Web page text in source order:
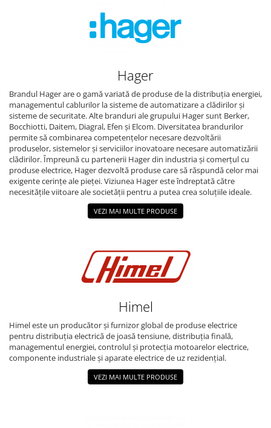
Hager
Brandul Hager are o gamă variată de produse de la distribuția energiei,
managementul cablurilor la sisteme de automatizare a clădirilor și
sisteme de securitate. Alte branduri ale grupului Hager sunt Berker,
Bocchiotti, Daitem, Diagral, Efen și Elcom. Diversitatea brandurilor
permite să combinarea competențelor necesare dezvoltării
produselor, sistemelor și serviciilor inovatoare necesare automatizării
clădirilor. Împreună cu partenerii Hager din industria și comerțul cu
produse electrice, Hager dezvoltă produse care să răspundă celor mai
exigente cerințe ale pieței. Viziunea Hager este îndreptată către
necesitățile viitoare ale societății pentru a putea crea soluțiile ideale.
VEZI MAI MULTE PRODUSE
Himel
Himel este un producător și furnizor global de produse electrice
pentru distribuția electrică de joasă tensiune, distribuția finală,
managementul energiei, controlul și protecția motoarelor electrice,
componente industriale și aparate electrice de uz rezidențial.
VEZI MAI MULTE PRODUSE